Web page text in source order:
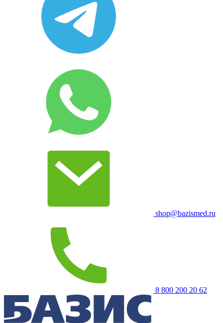
shop@bazismed.ru
8 800 200 20 62